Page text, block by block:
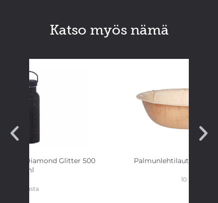
Katso myös nämä
Diamond Glitter 500
ml
musta
Palmunlehtilautanen
10 kpl